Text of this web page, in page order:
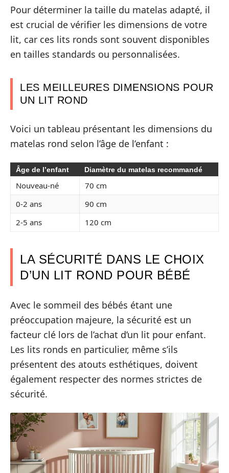
Pour déterminer la taille du matelas adapté, il
est crucial de vérifier les dimensions de votre
lit, car ces lits ronds sont souvent disponibles
en tailles standards ou personnalisées.
LES MEILLEURES DIMENSIONS POUR
UN LIT ROND
Voici un tableau présentant les dimensions du
matelas rond selon l’âge de l’enfant :
Âge de l’enfant Diamètre du matelas recommandé
Nouveau-né
70 cm
0-2 ans
90 cm
2-5 ans
120 cm
LA SÉCURITÉ DANS LE CHOIX
D’UN LIT ROND POUR BÉBÉ
Avec le sommeil des bébés étant une
préoccupation majeure, la sécurité est un
facteur clé lors de l’achat d’un lit pour enfant.
Les lits ronds en particulier, même s’ils
présentent des atouts esthétiques, doivent
également respecter des normes strictes de
sécurité.